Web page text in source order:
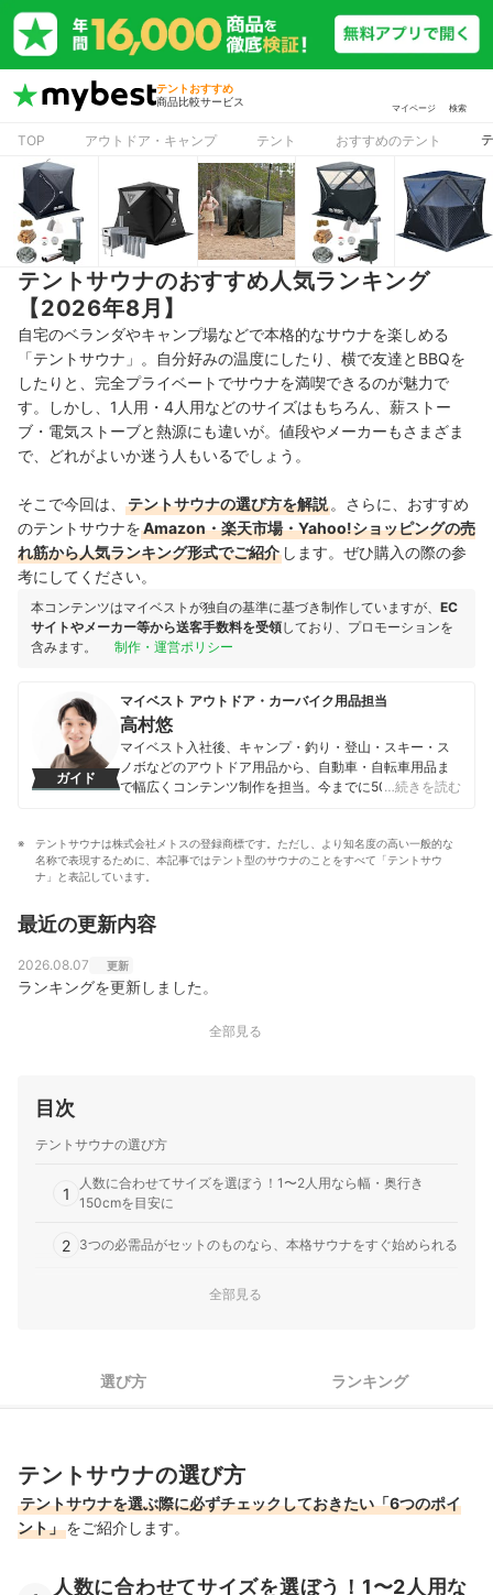
テントおすすめ
商品比較サービス
マイページ 検索
TOP アウトドア・キャンプ テント おすすめのテント
テントサウナのおすすめ人気ランキング
【2026年8月】
自宅のベランダやキャンプ場などで本格的なサウナを楽しめる
「テントサウナ」。自分好みの温度にしたり、横で友達とBBQを
したりと、完全プライベートでサウナを満喫できるのが魅力で
す。しかし、1人用・4人用などのサイズはもちろん、薪ストー
ブ・ 電気ストーブと熱源にも違いが。 値段やメーカーもさまざま
で、
どれがよいか迷う人もいるでしょう。
そこで今回は、 テントサウナの選び方を解説 。さらに、おすすめ
のテントサウナをAmazon・楽天市場・Yahoo!ショッピングの売
れ筋から人気ランキング形式でご紹介 します。ぜひ購入の際の参
考にしてください。
本コンテンツはマイベストが独自の基準に基づき制作していますが、 EC
サイトやメーカー等から送客手数料を受領しており、プロモーションを
含みます。
制作・運営ポリシー
ガイド
マイベスト アウトドア・カーバイク用品担当
高村悠
マイベスト入社後、キャンプ・釣り・登山・スキー・ス
ノボなどのアウトドア用品から、自動車・自転車用品ま
で幅広くコンテンツ制作を担当。今までに500以上の商
たりの選択肢を提案すること」をモットーに、コンテン
ツ制作を行なっている。
高村悠のプロフィール
…続きを読む
テントサウナは株式会社メトスの登録商標です。ただし、より知名度の高い一般的な
名称で表現するために、本記事ではテント型のサウナのことをすべて「テントサウ
ナ」と表記しています。
最近の更新内容
2026.08.07 更新
ランキングを更新しました。
全部見る
目次
テントサウナの選び方
1
人数に合わせてサイズを選ぼう！1〜2人用なら幅・奥行き
150cmを目安に
2 3つの必需品がセットのものなら、本格サウナをすぐ始められる
ストーブは2種類。本格派には薪、お手軽派には電気がおすすめ
持ち運ぶなら収納方法と重量に注目しよう
テントサウナ全32商品おすすめ人気ランキング
テントサウナは危険がつきもの。細心の注意を払って利用して
テントサウナを楽しむときにあったほうが便利なアイテムもチェック
全部見る
選び方 ランキング
テントサウナの選び方
テントサウナを選ぶ際に必ずチェックしておきたい「6つのポイ
ント」をご紹介します。
人数に合わせてサイズを選ぼう！1〜2人用な